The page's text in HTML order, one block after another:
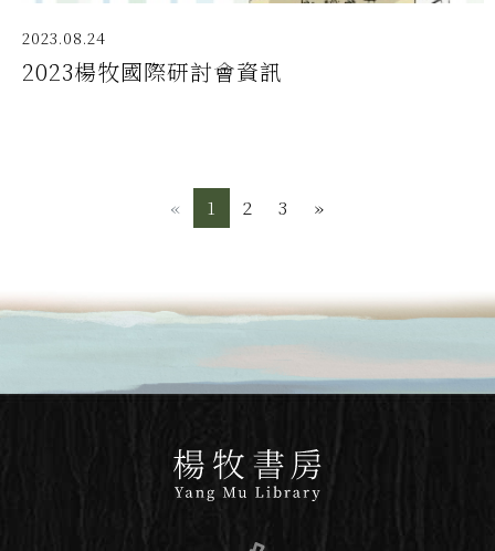
2023.08.24
2023楊牧國際研討會資訊
« Previous
1 2 3 »